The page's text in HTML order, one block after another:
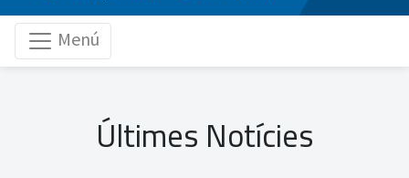
Menú
Últimes Notícies